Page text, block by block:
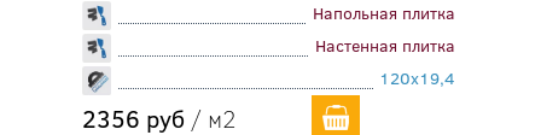
Напольная плитка
Настенная плитка
120x19,4
2356 руб / м2